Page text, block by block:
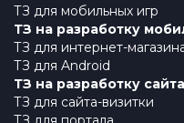
ТЗ для мобильных игр
ТЗ на разработку
ТЗ для интернет-
ТЗ для Android
ТЗ на разработку сайта
ТЗ для сайта-визитки